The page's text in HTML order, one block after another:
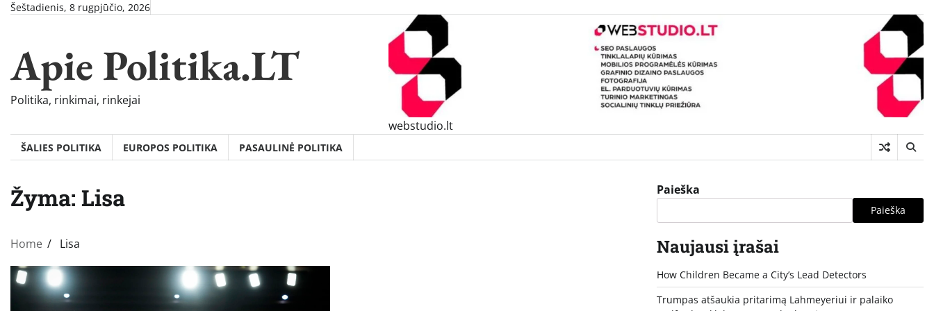
SkipŠeštadienis, 8 rugpjūčio, 2026
Apie Politika.LT
Politika, rinkimai, rinkejai
webstudio.lt
ŠALIES POLITIKA EUROPOS POLITIKA PASAULINĖ POLITIKA
Žyma: Lisa
Home Lisa
Paieška
Paieška
Naujausi įrašai
How Children Became a City’s Lead Detectors
Trumpas atšaukia pritarimą Lahmeyeriui ir palaiko